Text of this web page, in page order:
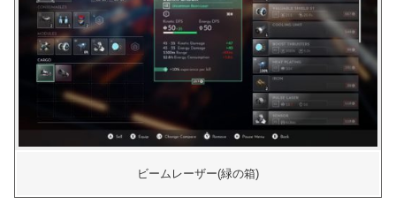
ビームレーザー(緑の箱)